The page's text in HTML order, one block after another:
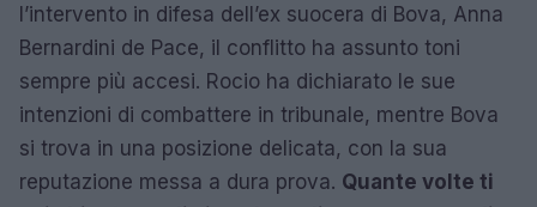
l’intervento in difesa dell’ex suocera di Bova, Anna
Bernardini de Pace, il conflitto ha assunto toni
sempre più accesi. Rocio ha dichiarato le sue
intenzioni di combattere in tribunale, mentre Bova
si trova in una posizione delicata, con la sua
reputazione messa a dura prova. Quante volte ti